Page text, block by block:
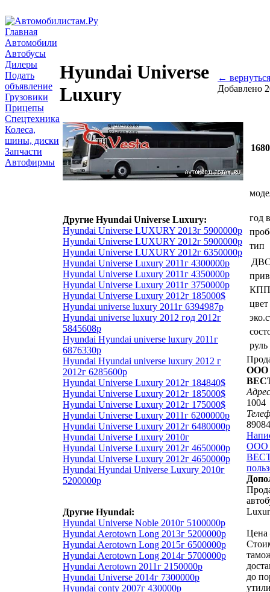
Главная
Автомобили
Автобусы
Дилеры
Подать
объявление
Грузовики
Прицепы
Спецтехника
Колеса,
шины, диски
Запчасти
Автофирмы
Hyundai Universe
Luxury
← вернуться
Добавлено
Другие Hyundai Universe Luxury:
Hyundai Universe LUXURY 2013г 5900000р
Hyundai Universe LUXURY 2012г 5900000р
Hyundai Universe LUXURY 2012г 6350000р
Hyundai Universe Luxury 2011г 4300000р
Hyundai Universe Luxury 2011г 4350000р
Hyundai Universe Luxury 2011г 3750000р
Hyundai Universe Luxury 2012г 185000$
Hyundai universe luxury 2011г 6394987р
Hyundai universe luxury 2012 год 2012г
5845608р
Hyundai Hyundai universe luxury 2011г
6876330р
Hyundai Hyundai universe luxury 2012 г
2012г 6285600р
Hyundai Universe Luxury 2012г 184840$
Hyundai Universe Luxury 2012г 185000$
Hyundai Universe Luxury 2012г 175000$
Hyundai Universe Luxury 2011г 6200000р
Hyundai Universe Luxury 2012г 6480000р
Hyundai Universe Luxury 2010г
Hyundai Universe Luxury 2012г 4650000р
Hyundai Universe Luxury 2012г 4650000р
Hyundai Hyundai Universe Luxury 2010г
5200000р
Другие Hyundai:
Hyundai Universe Noble 2010г 5100000р
Hyundai Aerotown Long 2013г 5200000р
Hyundai Aerotown Long 2015г 6500000р
Hyundai Aerotown Long 2014г 5700000р
Hyundai Aerotown 2011г 2150000р
Hyundai Universe 2014г 7300000р
Hyundai conty 2007г 430000р
год
тип
КПП
цвет
руль
ООО
1004
ООО
Цена
до